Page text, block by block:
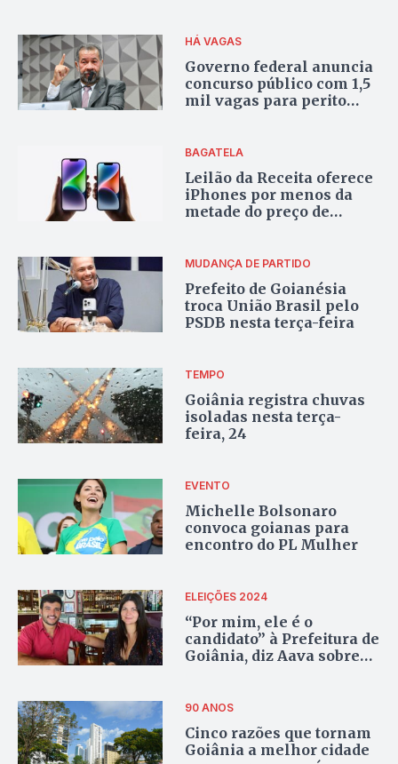
HÁ VAGAS
Governo federal anuncia
concurso público com 1,5
mil vagas para perito
BAGATELA
Leilão da Receita oferece
iPhones por menos da
metade do preço de
MUDANÇA DE PARTIDO
Prefeito de Goianésia
troca União Brasil pelo
PSDB nesta terça-feira
TEMPO
Goiânia registra chuvas
isoladas nesta terça-
feira, 24
EVENTO
Michelle Bolsonaro
convoca goianas para
encontro do PL Mulher
ELEIÇÕES 2024
“Por mim, ele é o
candidato” à Prefeitura de
Goiânia, diz Aava sobre
90 ANOS
Cinco razões que tornam
Goiânia a melhor cidade